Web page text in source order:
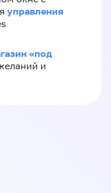
управления
«‎под
и